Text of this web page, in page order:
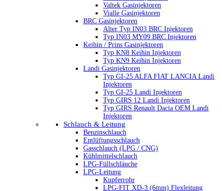
Valtek Gasinjektoren
Vialle Gasinjektoren
BRC Gasinjektoren
Alter Typ IN03 BRC Injektoren
Typ IN03 MY09 BRC Injektoren
Keihin / Prins Gasinjektoren
Typ KN8 Keihin Injektoren
Typ KN9 Keihin Injektoren
Landi Gasinjektoren
Typ GI-25 ALFA FIAT LANCIA Landi
Injektoren
Typ GI-25 Landi Injektoren
Typ GIRS 12 Landi Injektoren
Typ GIRS Renault Dacia OEM Landi
Injektoren
Schlauch & Leitung
Benzinschlauch
Entlüftungsschlauch
Gasschlauch (LPG / CNG)
Kühlmittelschlauch
LPG-Füllschläuche
LPG-Leitung
Kupferrohr
LPG-FIT XD-3 (6mm) Flexleitung